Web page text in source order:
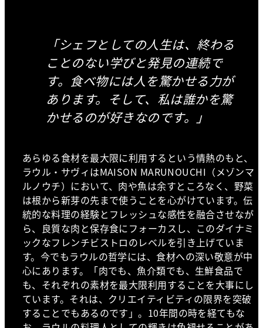
あらゆる食材を最大限に利用するという情熱のもと、
ラウル・サヴィはMAISON MARUNOUCHI（メゾンマ
ルノウチ）において、肉や魚は余すところなく、野菜
は根から新芽の先まで使うことを心がけています。伝
統的な料理の経験とフレッシュな感性を融合させなが
ら、良質な肉と保存食にフォーカスし、このダイナミ
ックなフレンチビストロのレベルを引き上げていま
す。今でもラウルの哲学には、食材への深い敬意が中
心にあります。「肉でも、魚介類でも、生鮮食品で
も、それぞれの素材を最大限利用することを大事にし
ています。それは、クリエイティビティの限界を突破
することでもあるのです」。10年間の時を経てもな
「シェフとしての人生は、終わる
ことのない学びと発見の連続で
す。食べ物には人を驚かせる力が
あります。そして、私は誰かを驚
かせるのが好きなのです。」